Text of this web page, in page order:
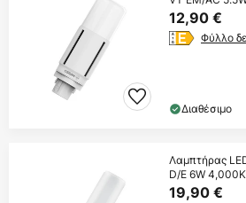
12,90 €
Φύλλο
Διαθέσιμο
Λαμπτήρας
D/E 6W 4,000K
19,90 €